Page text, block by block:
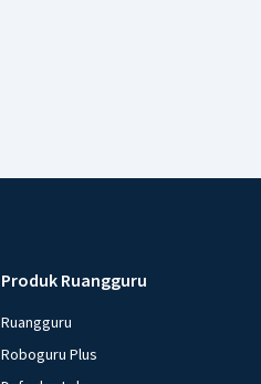
Produk Ruangguru
Ruangguru
Roboguru Plus